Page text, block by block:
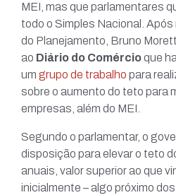
MEI, mas que parlamentares
todo o Simples Nacional.
do Planejamento, Bruno
ao Diário do Comércioque
um grupo de trabalho para
sobre o aumento do teto para
empresas, além do MEI.
Segundo o parlamentar, o
disposição para elevar o teto
anuais, valor superior ao que
inicialmente – algo próximo